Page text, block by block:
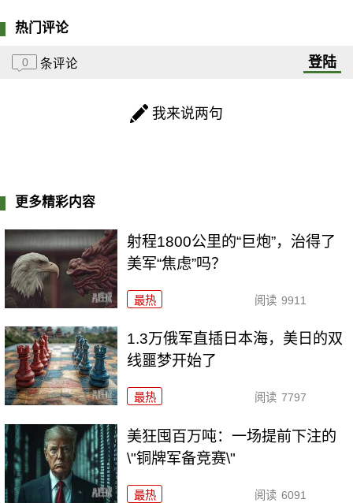
热门评论
0 条评论 登陆
我来说两句
更多精彩内容
射程1800公里的“巨炮”，治得了
美军“焦虑”吗？
最热 阅读 9911
1.3万俄军直插日本海，美日的双
线噩梦开始了
最热 阅读 7797
美狂囤百万吨：一场提前下注的
\"铜牌军备竞赛\"
最热 阅读 6091